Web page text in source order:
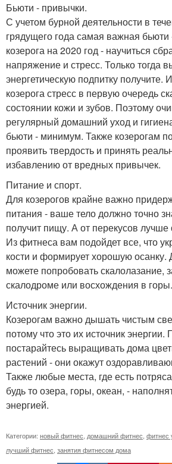
Бьюти - привычки.
С учетом бурной деятельности в
грядущего года самая важная
козерога на 2020 год - научиться
напряжение и стресс. Только тогда
энергетическую подпитку получите.
козерога стресс в первую очередь
состоянии кожи и зубов. Поэтому
регулярный домашний уход и
бьюти - минимум. Также козерогам
проявить твердость и принять
избавлению от вредных привычек.
Питание и спорт.
Для козерогов крайне важно
питания - ваше тело должно точно
получит пищу. А от перекусов лучше
Из фитнеса вам подойдет все, что
кости и формирует хорошую осанку.
можете попробовать скалолазание,
скалодроме или восхождения в горы.
Источник энергии.
Козерогам важно дышать чистым
потому что это их источник энергии.
постарайтесь выращивать дома
растений - они окажут
Также любые места, где есть
будь то озера, горы, океан, -
энергией.
Категории: новый фитнес домашний фитнес фитнес
лучший фитнес занятия фитнесом дома